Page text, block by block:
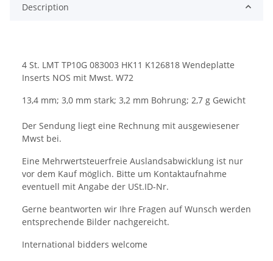
Description
4 St. LMT TP10G 083003 HK11 K126818 Wendeplatte
Inserts NOS mit Mwst. W72
13,4 mm; 3,0 mm stark; 3,2 mm Bohrung; 2,7 g Gewicht
Der Sendung liegt eine Rechnung mit ausgewiesener
Mwst bei.
Eine Mehrwertsteuerfreie Auslandsabwicklung ist nur
vor dem Kauf möglich. Bitte um Kontaktaufnahme
eventuell mit Angabe der USt.ID-Nr.
Gerne beantworten wir Ihre Fragen auf Wunsch werden
entsprechende Bilder nachgereicht.
International bidders welcome